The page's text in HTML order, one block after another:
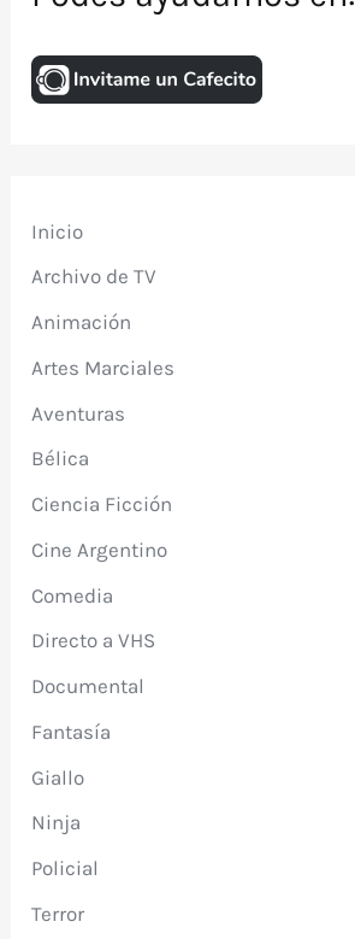
Inicio
Archivo de TV
Animación
Artes Marciales
Aventuras
Bélica
Ciencia Ficción
Cine Argentino
Comedia
Directo a VHS
Documental
Fantasía
Giallo
Ninja
Policial
Terror